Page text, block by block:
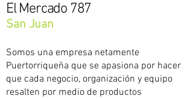
El Mercado 787
San Juan
Somos una empresa netamente
Puertorriqueña que se apasiona por hacer
que cada negocio, organización y equipo
resalten por medio de productos